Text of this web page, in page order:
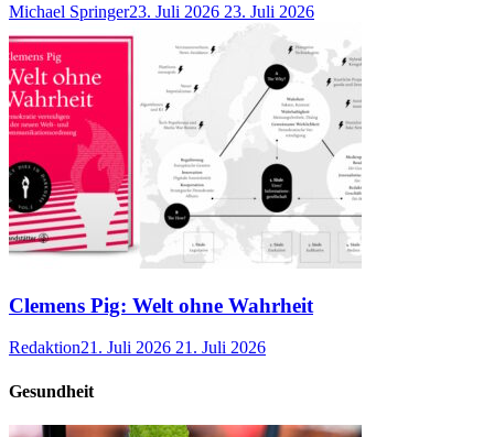
Michael Springer23. Juli 2026 23. Juli 2026
Clemens Pig: Welt ohne Wahrheit
Redaktion21. Juli 2026 21. Juli 2026
Gesundheit